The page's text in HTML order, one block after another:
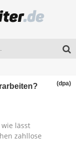
(dpa)
lässt
zahllose